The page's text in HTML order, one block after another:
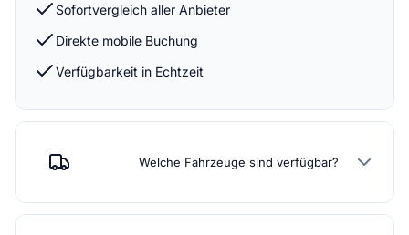
Sofortvergleich aller Anbieter
Direkte mobile Buchung
Verfügbarkeit in Echtzeit
Welche Fahrzeuge sind verfügbar?